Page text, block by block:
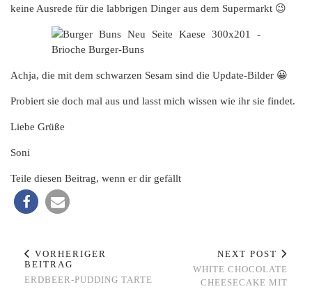
keine Ausrede für die labbrigen Dinger aus dem Supermarkt 😉
Achja, die mit dem schwarzen Sesam sind die Update-Bilder 😀
Probiert sie doch mal aus und lasst mich wissen wie ihr sie findet.
Liebe Grüße
Soni
Teile diesen Beitrag, wenn er dir gefällt
VORHERIGER
BEITRAG
ERDBEER-PUDDING TARTE
NEXT POST
WHITE CHOCOLATE
CHEESECAKE MIT